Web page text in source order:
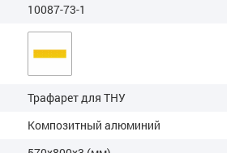
10087-73-1
Трафарет для ТНУ
Композитный алюминий